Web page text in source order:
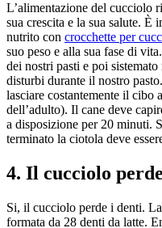
L’alimentazione del cucciolo
sua crescita e la sua salute. È
nutrito con crocchette per
suo peso e alla sua fase di
dei nostri pasti e poi
disturbi durante il nostro
lasciare costantemente il cibo
dell’adulto). Il cane deve
a disposizione per 20 minuti.
terminato la ciotola deve
4. Il cucciolo
Si, il cucciolo perde i denti.
formata da 28 denti da latte.